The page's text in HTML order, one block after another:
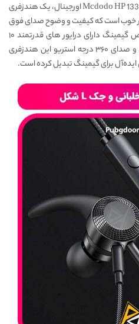
هندزفری گیمینگ سیمی مک دودو Mcdodo HP 1330 اورجینال، یک هندزفری
خوب است که کیفیت و وضوح صدای فوق
العاده‌ای دارد. این هندزفری مخصوص گیمینگ دارای درایور های قدرتمند ۱۰
میلی متری است. کیفیت صدای عالی و صدای ۳۶۰ درجه استریو این هندزفری
برای گیمینگ تبدیل کرده است.